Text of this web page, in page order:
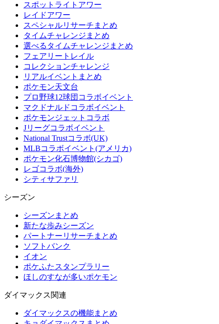
スポットライトアワー
レイドアワー
スペシャルリサーチまとめ
タイムチャレンジまとめ
選べるタイムチャレンジまとめ
フェアリートレイル
コレクションチャレンジ
リアルイベントまとめ
ポケモン天文台
プロ野球12球団コラボイベント
マクドナルドコラボイベント
ポケモンジェットコラボ
Jリーグコラボイベント
National Trustコラボ(UK)
MLBコラボイベント(アメリカ)
ポケモン化石博物館(シカゴ)
レゴコラボ(海外)
シティサファリ
シーズン
シーズンまとめ
新たな歩みシーズン
パートナーリサーチまとめ
ソフトバンク
イオン
ポケふたスタンプラリー
ほしのすなが多いポケモン
ダイマックス関連
ダイマックスの機能まとめ